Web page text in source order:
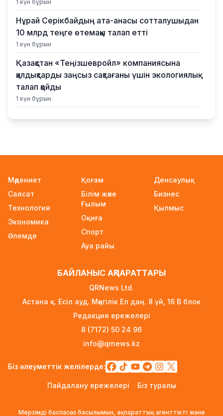
1 күн бұрын
Нұрай Серікбайдың ата-анасы сотталушыдан
10 млрд теңге өтемақы талап етті
1 күн бұрын
Қазақстан «Теңізшевройл» компаниясына
қалдықтарды заңсыз сақтағаны үшін экологиялық
талап қойды
1 күн бұрын
Жүлде қоры 10,5 миллион теңге: Алматыда
білім гранттары иегерлерінің тізімі
жарияланды
1 күн бұрын
Ауылға көшетін IT-мамандар мен
архивистерге 10,8 млн теңгеге дейін тұрғын
үй несиесі берілуі мүмкін
Футболдан Қазақстан құрамасына жаңа бас
2 күн бұрын
«Қазақтелекомның» екі қызметкері жұмыс
кезінде қаза тапты
Трамп АҚШ-та туғандарға автоматты түрде
Мәдениет
Саясат
Технология
Экономика
Әлемде
Қоғам
Білім және
Ғылым
Оқиға
Спорт
Ауа райы
Денсаулық
Бизнес
Қылмыс
БАЙЛАНЫС АҚПАРАТТАРЫ
QRNews Ltd.
Астана қ. Есіл ауд. Мәңгілік Ел даң. 8 үй, 16 B блок
Редакция ережелері
8 (7172) 50 24 96
info@qrnews.kz
Біз әлеуметтік желілерде:
Пайдалану ережелері Біз туралы
Мерзімді баспасөз басылымын, ақпараттық агенттікті және